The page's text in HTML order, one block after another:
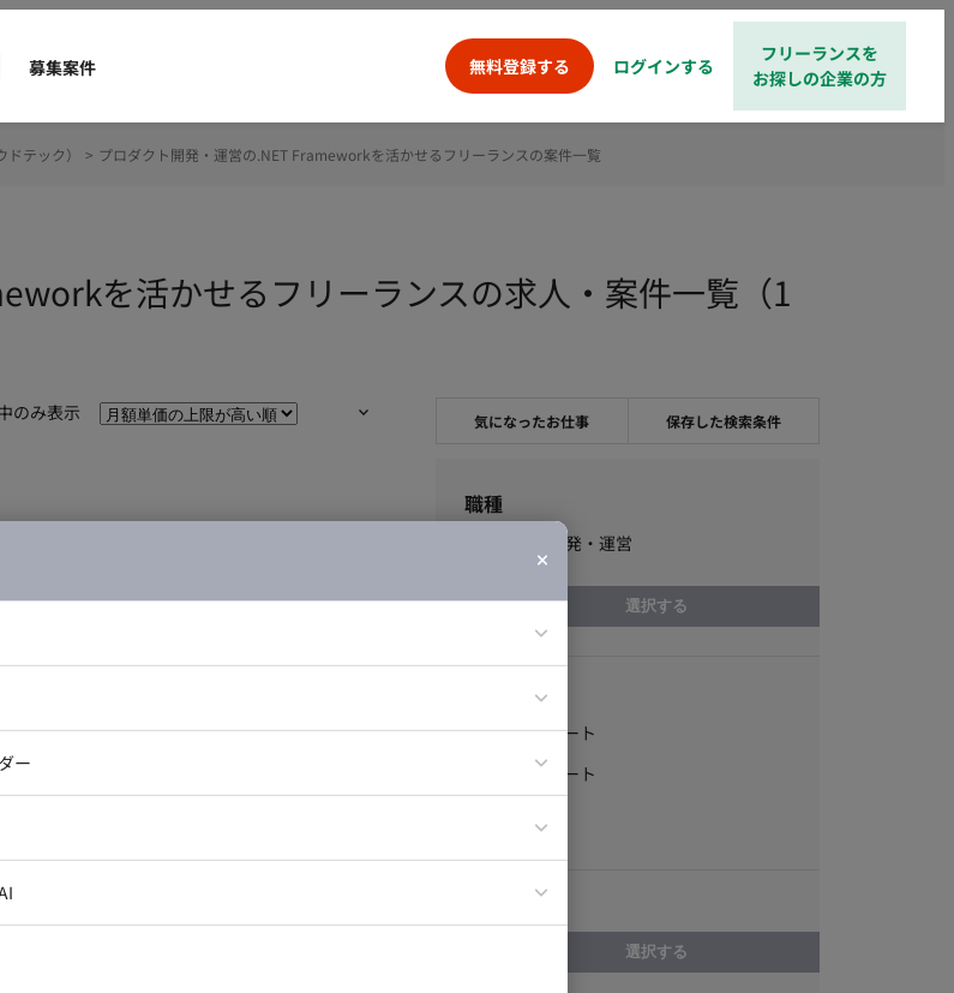
募集案件 無料登録する ログインする
フリーランスを
お探しの企業の方
を活かせるフリーランスの求人・案件一覧（1
のみ表示
ませんでした。
索してみてください。
カルサポート
気になったお仕事 保存した検索条件
職種
プロダクト開発・運営
選択する
ルサポート
AIエンジニア・機械学習エンジニア
ナー
ー
稼働形態
フルリモート
一部リモート
選択する
テック） > プロダクト開発・運営の.NET Frameworkを活かせるフリーランスの案件一覧